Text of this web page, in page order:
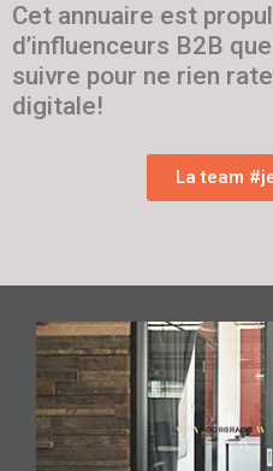
Cet annuaire est
d’influenceurs B2B
suivre pour ne rien
digitale!
La team